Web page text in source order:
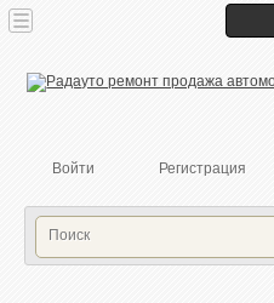
Войти Регистрация